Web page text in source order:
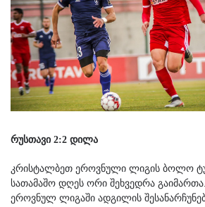
რუსთავი 2:2 დილა
კრისტალბეთ ეროვნული ლიგის ბოლო
სათამაშო დღეს ორი შეხვედრა
ეროვნულ ლიგაში ადგილის